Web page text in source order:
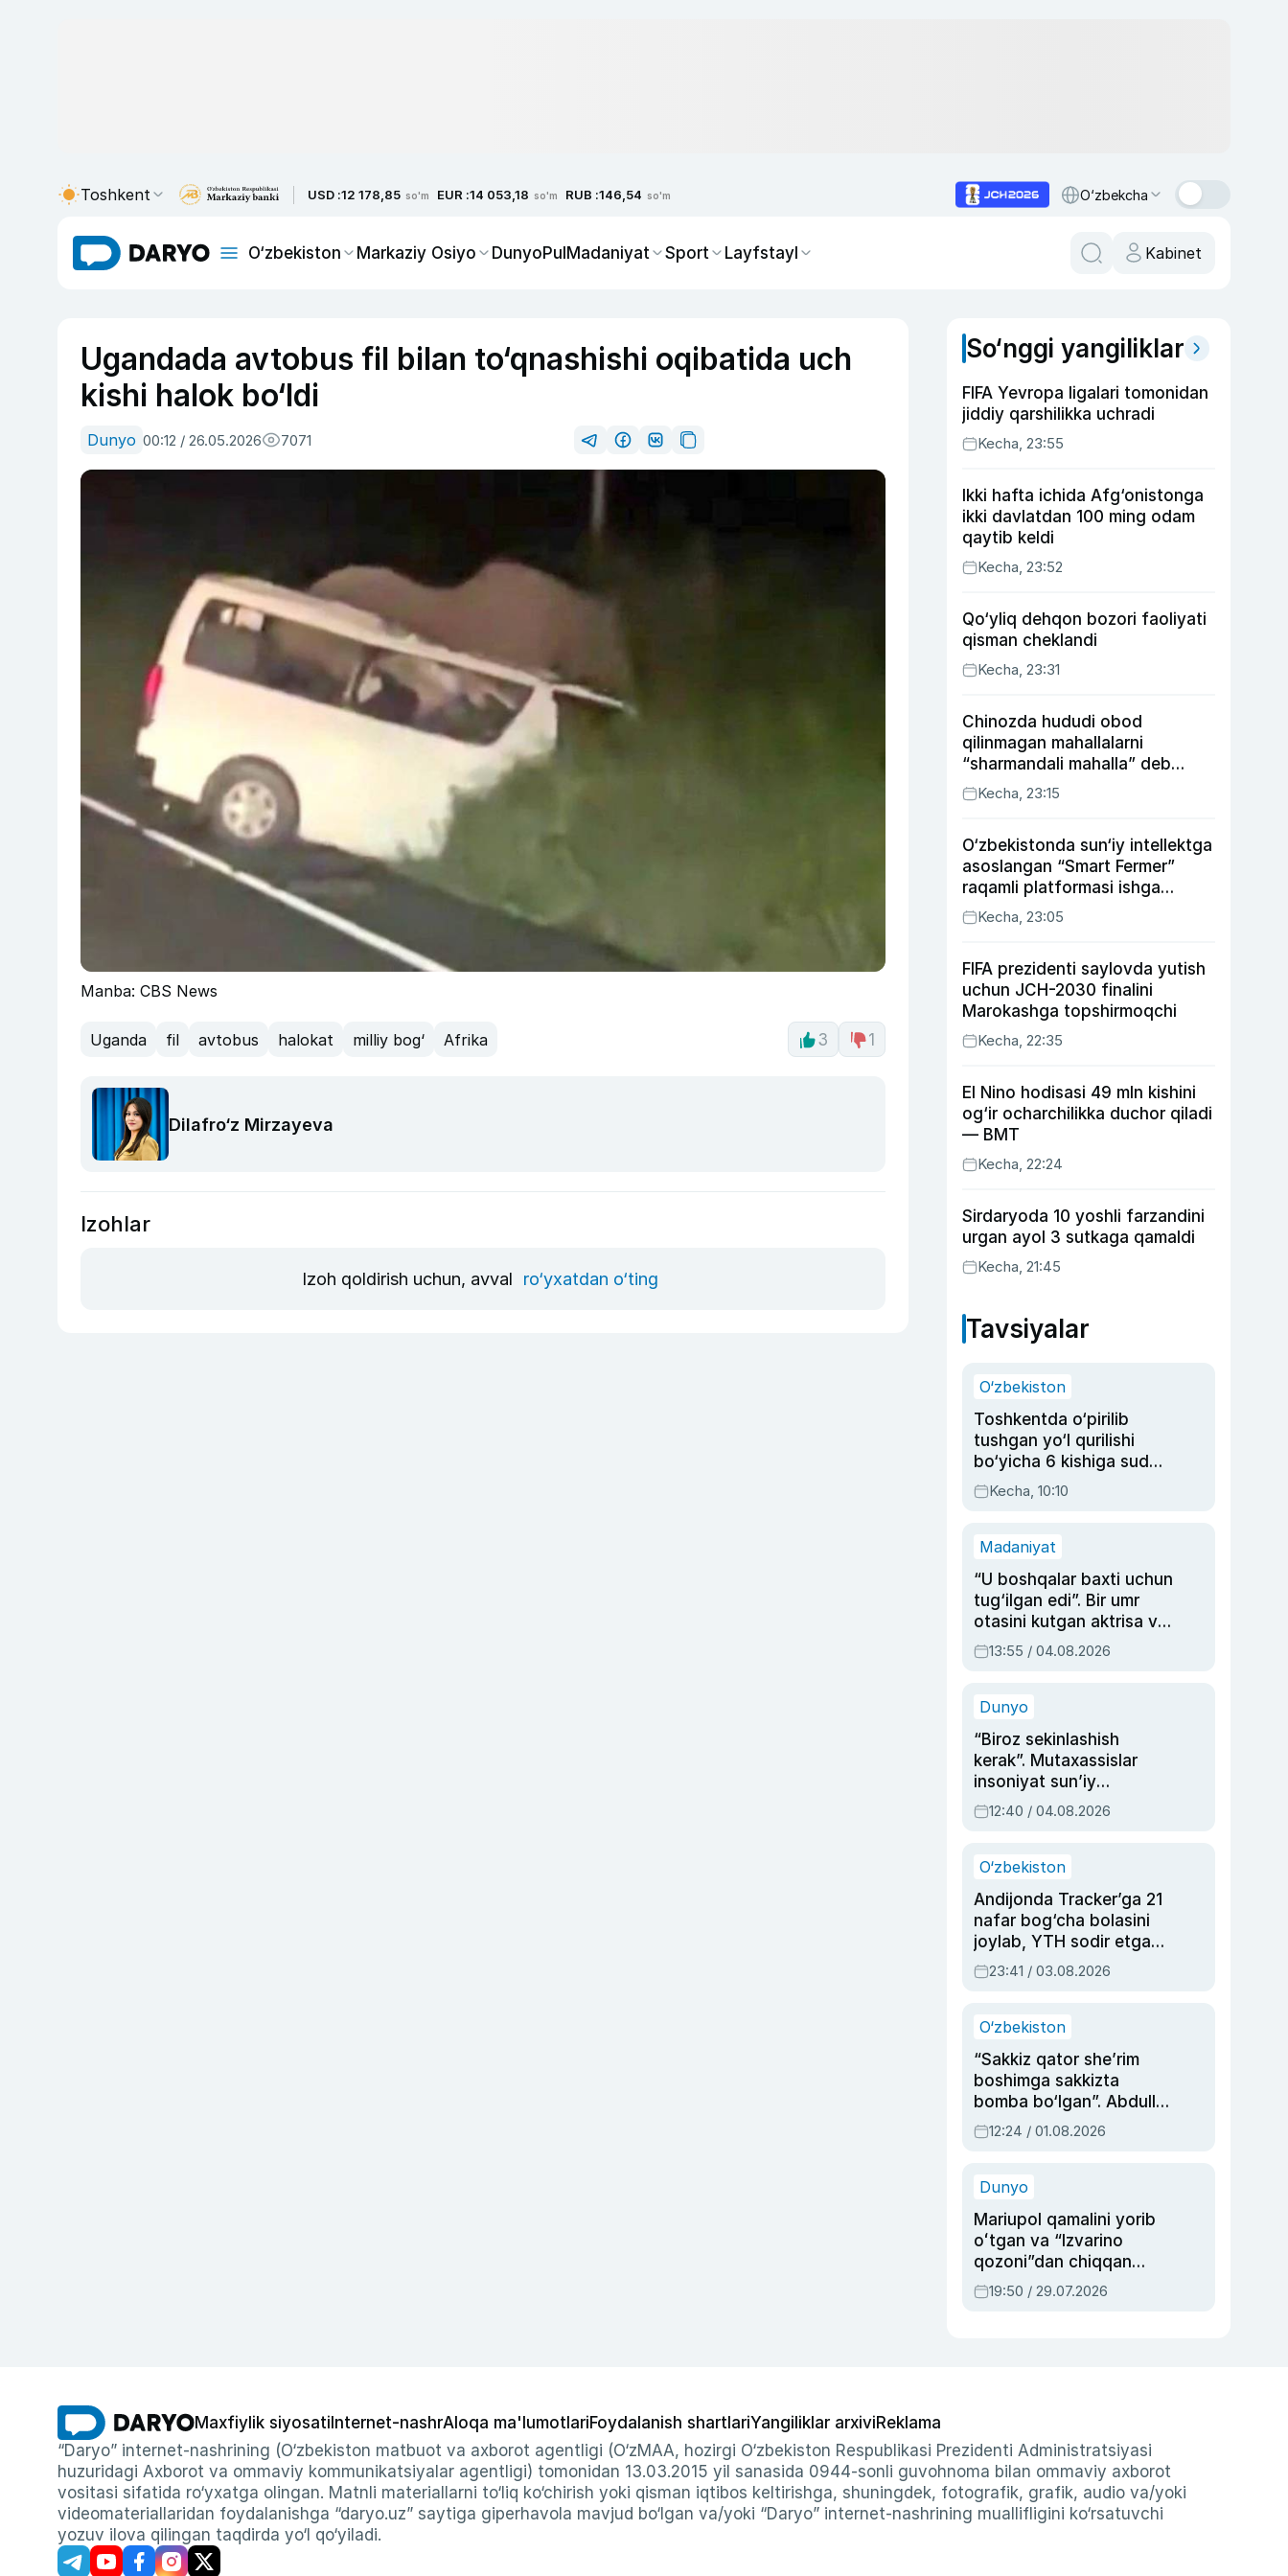
Toshkent USD :12 178,85 so'm EUR :14 053,18 so'm RUB :146,54 so'm O‘zbekcha
O‘zbekiston Markaziy Osiyo DunyoPulMadaniyat Sport Layfstayl Kabinet
Ugandada avtobus fil bilan to‘qnashishi oqibatida uch
kishi halok bo‘ldi
Dunyo 00:12 / 26.05.2026 7071
Manba: CBS News
Uganda fil avtobus halokat milliy bog‘ Afrika 3 1
Dilafro‘z Mirzayeva
Izohlar
Izoh qoldirish uchun, avval ro‘yxatdan o‘ting
So‘nggi yangiliklar
FIFA Yevropa ligalari tomonidan
jiddiy qarshilikka uchradi
Kecha, 23:55
Ikki hafta ichida Afg‘onistonga
ikki davlatdan 100 ming odam
qaytib keldi
Kecha, 23:52
Qo‘yliq dehqon bozori faoliyati
qisman cheklandi
Kecha, 23:31
Chinozda hududi obod
qilinmagan mahallalarni
“sharmandali mahalla” deb
belgilash boshlandi
Kecha, 23:15
O‘zbekistonda sun‘iy intellektga
asoslangan “Smart Fermer”
raqamli platformasi ishga
tushiriladi
Kecha, 23:05
FIFA prezidenti saylovda yutish
uchun JCH-2030 finalini
Marokashga topshirmoqchi
Kecha, 22:35
El Nino hodisasi 49 mln kishini
og‘ir ocharchilikka duchor qiladi
— BMT
Kecha, 22:24
Sirdaryoda 10 yoshli farzandini
urgan ayol 3 sutkaga qamaldi
Kecha, 21:45
Tavsiyalar
O‘zbekiston
Toshkentda o‘pirilib
tushgan yo‘l qurilishi
bo‘yicha 6 kishiga sud
hukmi o‘qildi
Kecha, 10:10
Madaniyat
“U boshqalar baxti uchun
tug‘ilgan edi”. Bir umr
otasini kutgan aktrisa va
dublyaj ustasi Rimma
Ahmedovaning
13:55 / 04.08.2026
Dunyo
“Biroz sekinlashish
kerak”. Mutaxassislar
insoniyat sun’iy
intellektni boshqara
olmay qolishidan xavotir
12:40 / 04.08.2026
O‘zbekiston
Andijonda Tracker’ga 21
nafar bog‘cha bolasini
joylab, YTH sodir etgan
ayolga sud hukmi o‘qildi
23:41 / 03.08.2026
O‘zbekiston
“Sakkiz qator she’rim
boshimga sakkizta
bomba bo‘lgan”. Abdulla
Oripovni siyosiy
ayblovlardan asrab
12:24 / 01.08.2026
Dunyo
Mariupol qamalini yorib
oʻtgan va “Izvarino
qozoni”dan chiqqan
qahramon — Ukraina
armiyasi bosh
19:50 / 29.07.2026
Maxfiylik siyosati Internet-nashrAloqa ma'lumotlariFoydalanish shartlariYangiliklar arxiviReklama
“Daryo” internet-nashrining (O‘zbekiston matbuot va axborot agentligi (O‘zMAA, hozirgi O‘zbekiston Respublikasi Prezidenti Administratsiyasi
huzuridagi Axborot va ommaviy kommunikatsiyalar agentligi) tomonidan 13.03.2015 yil sanasida 0944-sonli guvohnoma bilan ommaviy axborot
vositasi sifatida ro‘yxatga olingan. Matnli materiallarni to‘liq ko‘chirish yoki qisman iqtibos keltirishga, shuningdek, fotografik, grafik, audio va/yoki
videomateriallaridan foydalanishga “daryo.uz” saytiga giperhavola mavjud bo‘lgan va/yoki “Daryo” internet-nashrining muallifligini ko‘rsatuvchi
yozuv ilova qilingan taqdirda yo‘l qo‘yiladi.